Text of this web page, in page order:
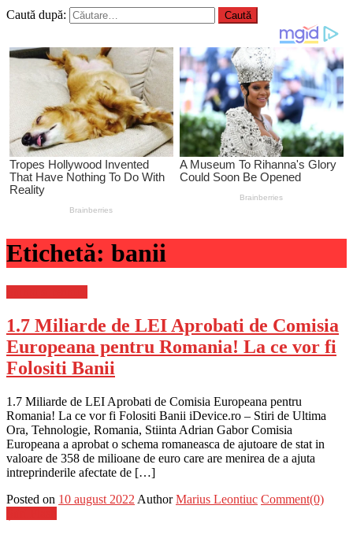
Caută după:
Etichetă: banii
1.7 Miliarde de LEI Aprobati de Comisia
Europeana pentru Romania! La ce vor fi
Folositi Banii
1.7 Miliarde de LEI Aprobati de Comisia Europeana pentru
Romania! La ce vor fi Folositi Banii iDevice.ro – Stiri de Ultima
Ora, Tehnologie, Romania, Stiinta Adrian Gabor Comisia
Europeana a aprobat o schema romaneasca de ajutoare de stat in
valoare de 358 de milioane de euro care are menirea de a ajuta
intreprinderile afectate de […]
Posted on 10 august 2022 Author Marius Leontiuc Comment(0)